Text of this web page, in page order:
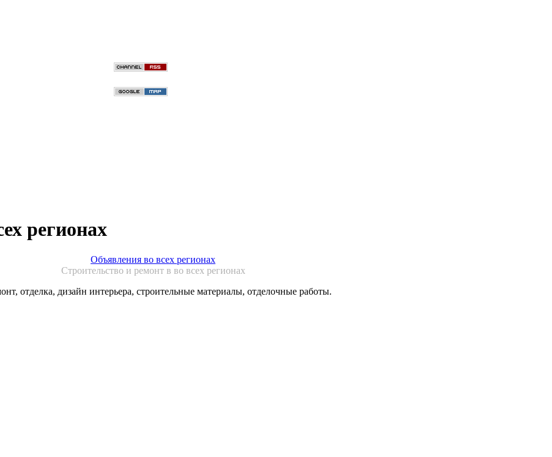
регионах
Объявления во всех регионах
Строительство и ремонт в во всех регионах
отделка, дизайн интерьера, строительные материалы, отделочные работы.